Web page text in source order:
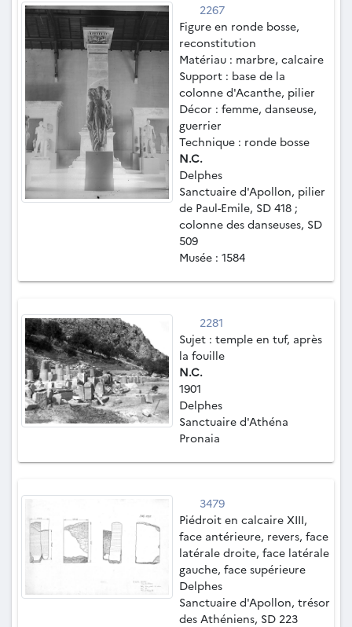
2267
Figure en ronde bosse,
reconstitution
Matériau : marbre, calcaire
Support : base de la
colonne d'Acanthe, pilier
Décor : femme, danseuse,
guerrier
Technique : ronde bosse
N.C.
Delphes
Sanctuaire d'Apollon, pilier
de Paul-Emile, SD 418 ;
colonne des danseuses, SD
509
Musée : 1584
2281
Sujet : temple en tuf, après
la fouille
N.C.
1901
Delphes
Sanctuaire d'Athéna
Pronaia
3479
Piédroit en calcaire XIII,
face antérieure, revers, face
latérale droite, face latérale
gauche, face supérieure
Delphes
Sanctuaire d'Apollon, trésor
des Athéniens, SD 223